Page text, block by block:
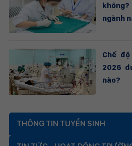
ngành
Chế
2026
nào?
THÔNG TIN TUYỂN SINH